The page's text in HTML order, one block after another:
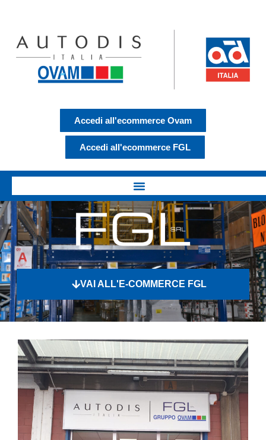
Accedi all'ecommerce Ovam
Accedi all'ecommerce FGL
VAI ALL'E-COMMERCE FGL